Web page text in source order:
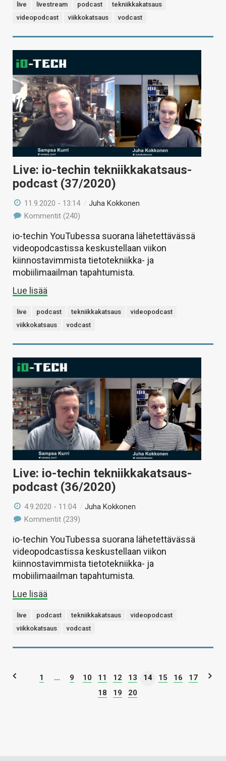
live livestream podcast
tekniikkakatsaus
videopodcast
viikkokatsaus vodcast
Live: io-techin tekniikkakatsaus-
podcast (37/2020)
11.9.2020 - 13:14 /Juha Kokkonen
Kommentit (240)
io-techin YouTubessa suorana lähetettävässä
videopodcastissa keskustellaan viikon
kiinnostavimmista tietotekniikka- ja
mobiilimaailman tapahtumista.
Lue lisää
live podcast tekniikkakatsaus
videopodcast
viikkokatsaus
vodcast
Live: io-techin tekniikkakatsaus-
podcast (36/2020)
4.9.2020 - 11:04 /Juha Kokkonen
Kommentit (239)
io-techin YouTubessa suorana lähetettävässä
videopodcastissa keskustellaan viikon
kiinnostavimmista tietotekniikka- ja
mobiilimaailman tapahtumista.
Lue lisää
live podcast tekniikkakatsaus
videopodcast
viikkokatsaus
vodcast
1 ... 9 10 11 12 13 14 15 16
17
18
19 20